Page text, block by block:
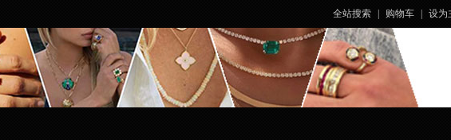
全站搜索 购物车 设为